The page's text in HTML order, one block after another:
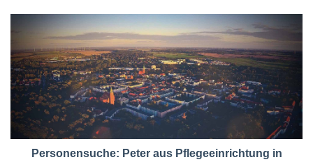
Personensuche: Peter aus Pflegeeinrichtung in